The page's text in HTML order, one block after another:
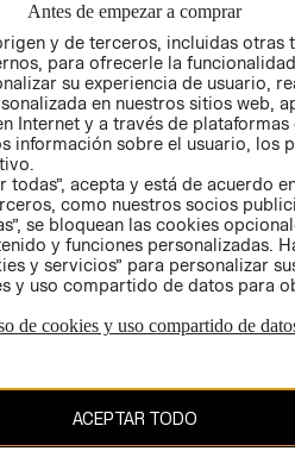
GIFT CARD
AVISO DE
AB
Antes de empezar a comprar
y de terceros, incluidas otras
para ofrecerle la
su experiencia de usuario,
en nuestros sitios web,
Internet y a través de plataformas
información sobre el usuario, los
todas”, acepta y está de acuerdo
como nuestros socios
se bloquean las cookies
y funciones personalizadas.
y servicios” para personalizar
y uso compartido de datos para
de cookies y uso compartido de
ACEPTAR TODO